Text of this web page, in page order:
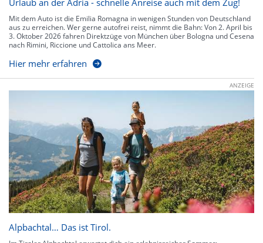
Urlaub an der Adria - schnelle Anreise auch mit dem Zug!
Mit dem Auto ist die Emilia Romagna in wenigen Stunden von Deutschland
aus zu erreichen. Wer gerne autofrei reist, nimmt die Bahn: Von 2. April bis
3. Oktober 2026 fahren Direktzüge von München über Bologna und Cesena
nach Rimini, Riccione und Cattolica ans Meer.
Hier mehr erfahren
ANZEIGE
Alpbachtal… Das ist Tirol.